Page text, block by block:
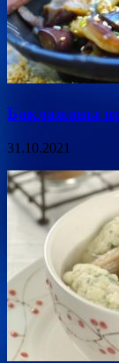
Баклажаны
31.10.2021